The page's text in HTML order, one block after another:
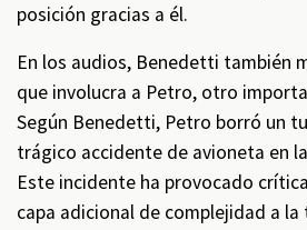
posición gracias a él.
En los audios, Benedetti también
que involucra a Petro, otro
Según Benedetti, Petro borró un
trágico accidente de avioneta en
Este incidente ha provocado
capa adicional de complejidad a